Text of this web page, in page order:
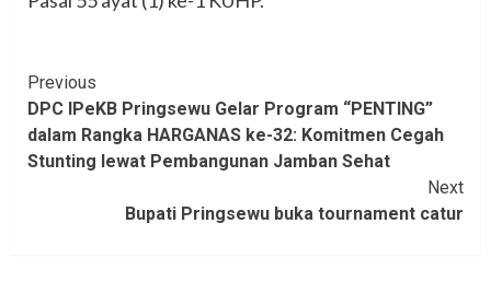
Continue
Reading
Previous
DPC IPeKB Pringsewu Gelar Program “PENTING”
dalam Rangka HARGANAS ke-32: Komitmen Cegah
Stunting lewat Pembangunan Jamban Sehat
Next
Bupati Pringsewu buka tournament catur